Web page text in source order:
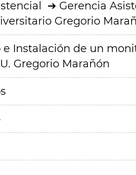
Gerencia
Gregorio
e Instalación de un
Gregorio Marañón